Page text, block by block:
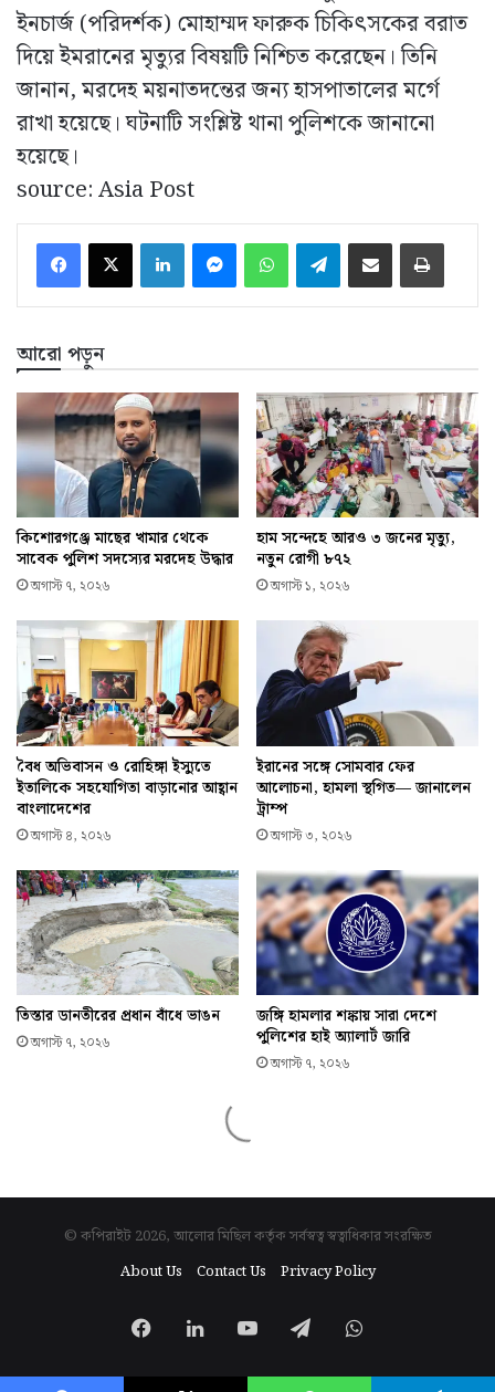
© কপিরাইট 2026, আলোর মিছিল কর্তৃক সর্বস্বত্ব স্বত্বাধিকার সংরক্ষিত
About Us
Contact Us Privacy Policy
Facebook
LinkedInYouTubeTelegramWhatsApp